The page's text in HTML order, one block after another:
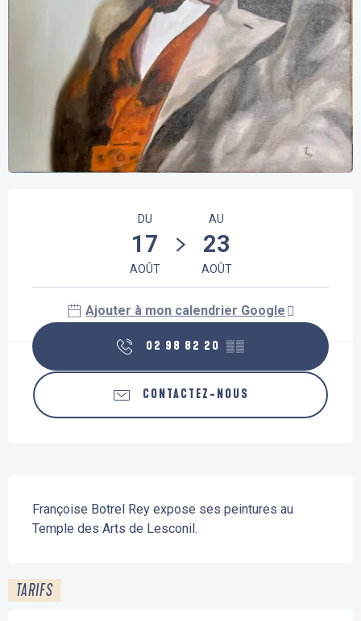
DU
17
AOÛT
AU
23
AOÛT
Ajouter à mon calendrier Google
02 98 82 20 ▒▒
CONTACTEZ-NOUS
Françoise Botrel Rey expose ses peintures au
Temple des Arts de Lesconil.
TARIFS